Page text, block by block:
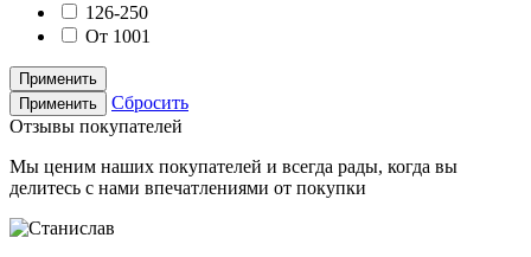
126-250
От 1001
Применить
Применить
Сбросить
Отзывы покупателей
Мы ценим наших покупателей и всегда рады, когда вы
делитесь с нами впечатлениями от покупки